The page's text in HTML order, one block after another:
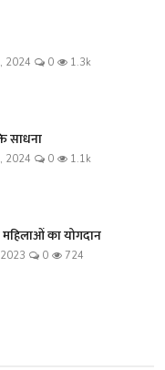
2024 0 1.3k
साधना
2024 0 1.1k
का योगदान
0 724